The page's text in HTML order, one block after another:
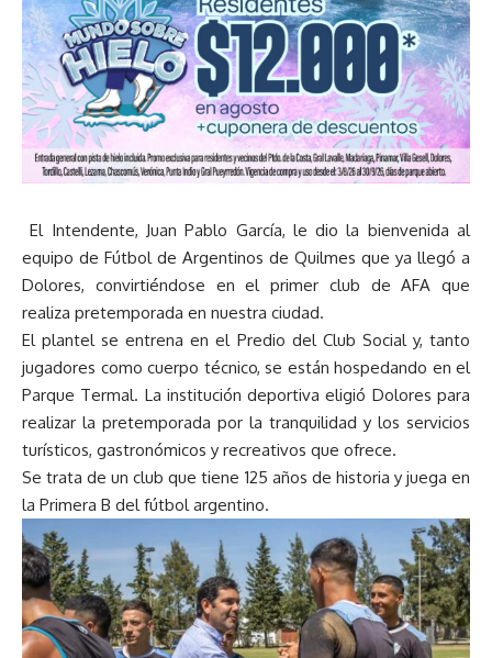
El Intendente, Juan Pablo García, le dio la bienvenida al
equipo de Fútbol de Argentinos de Quilmes que ya llegó a
Dolores, convirtiéndose en el primer club de AFA que
realiza pretemporada en nuestra ciudad.
El plantel se entrena en el Predio del Club Social y, tanto
jugadores como cuerpo técnico, se están hospedando en el
Parque Termal. La institución deportiva eligió Dolores para
realizar la pretemporada por la tranquilidad y los servicios
turísticos, gastronómicos y recreativos que ofrece.
Se trata de un club que tiene 125 años de historia y juega en
la Primera B del fútbol argentino.